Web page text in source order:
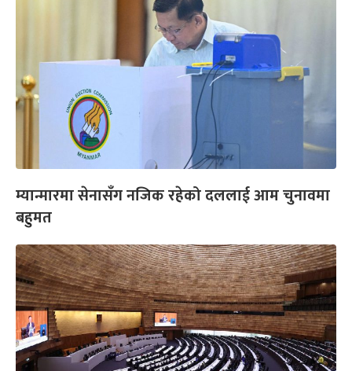
म्यान्मारमा सेनासँग नजिक रहेको दललाई आम चुनावमा
बहुमत